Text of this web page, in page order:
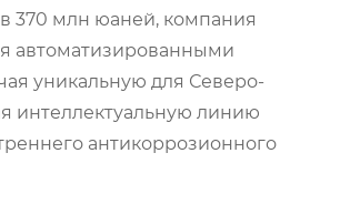
370 млн юаней, компания
автоматизированными
уникальную для Северо-
интеллектуальную линию
антикоррозионного